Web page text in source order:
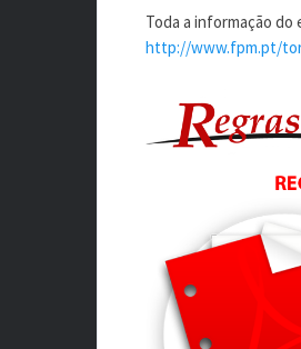
Toda a informação do
http://www.fpm.pt/